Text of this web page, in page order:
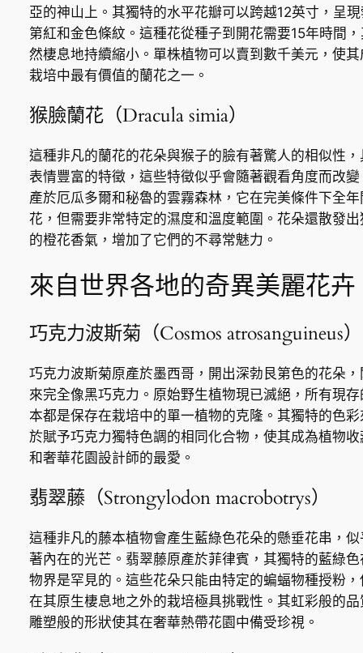
亞的神山上。其獨特的水平花瓣可以跨越12英寸，呈
第紅和金色條紋。這種花從種子到開花需要15年時間
然棲息地持續縮小。單株植物可以賣到數千美元，使其
栽培中最有價值的蘭花之一。
猴臉蘭花（Dracula simia）
這種非凡的蘭花的花朵與猴子的臉有著驚人的相似性，
表情豐富的特徵，這些特徵似乎會隨著觀看角度而改變
產於厄瓜多爾和秘魯的雲霧森林，它在完美條件下全年
花，但需要非常特定的濕度和溫度範圍。花朵還散發出
的橙花香氣，增加了它們的不尋常魅力。
來自世界各地的奇異美麗花卉
巧克力波斯菊（Cosmos atrosanguineus）
巧克力波斯菊原產於墨西哥，開出深勃艮第色的花朵，
來完全像黑巧克力。原始野生植物現已滅絕，所有現存
本都是保存在栽培中的單一植物的克隆。其獨特的色彩
於賦予巧克力獨特色調的相同化合物，使其成為植物收
和奢華花園設計師的最愛。
翡翠藤（Strongylodon macrobotrys）
這種非凡的藤本植物會產生藍綠色花朵的懸垂花串，似
著內在的光芒。翡翠藤原產於菲律賓，其獨特的藍綠色
物界是罕見的。這些花朵只能由特定的蝙蝠物種授粉，
在其原生棲息地之外的栽培極具挑戰性。其虹彩般的品
雕塑般的形狀使其在奢華熱帶花園中備受珍視。